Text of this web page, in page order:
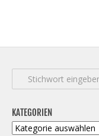
KATEGORIEN
Kategorien